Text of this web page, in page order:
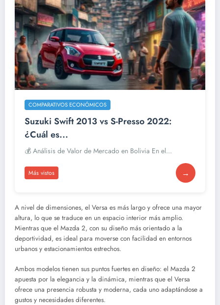
COMPARATIVOS ECONÓMICOS
Suzuki Swift 2013 vs S-Presso 2022:
¿Cuál es...
💰 Análisis de Valor de Mercado en Bolivia En el...
Más vistos →
A nivel de dimensiones, el Versa es más largo y ofrece una mayor
altura, lo que se traduce en un espacio interior más amplio.
Mientras que el Mazda 2, con su diseño más orientado a la
deportividad, es ideal para moverse con facilidad en entornos
urbanos y estacionamientos estrechos.
Ambos modelos tienen sus puntos fuertes en diseño: el Mazda 2
apuesta por la elegancia y la dinámica, mientras que el Versa
ofrece una presencia robusta y moderna, cada uno adaptándose a
gustos y necesidades diferentes.